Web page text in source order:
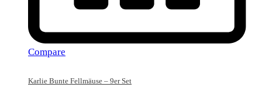
Compare
Karlie Bunte Fellmäuse – 9er Set